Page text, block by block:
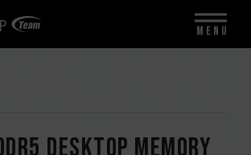
DESKTOP MEMORY
MENU